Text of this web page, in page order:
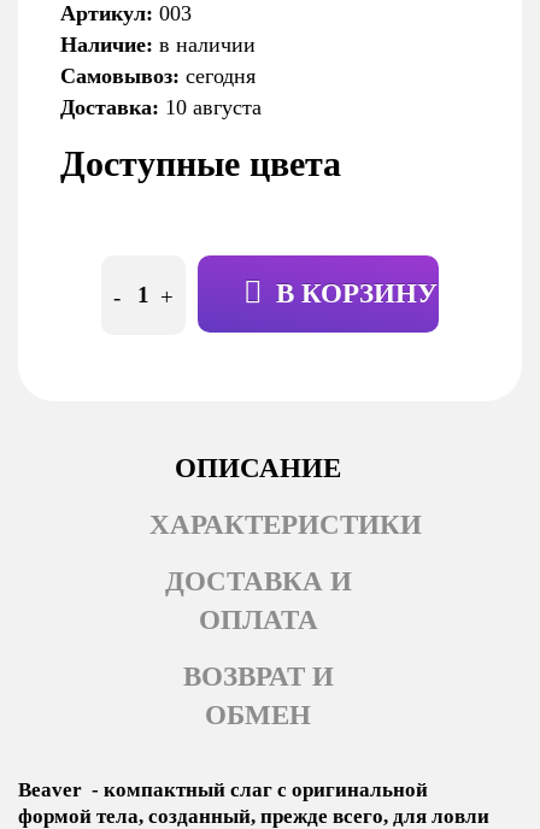
Артикул: 003
Наличие: в наличии
Самовывоз: сегодня
Доставка: 10 августа
Доступные цвета
- + В КОРЗИНУ
ОПИСАНИЕ
ХАРАКТЕРИСТИКИ
ДОСТАВКА И
ОПЛАТА
ВОЗВРАТ И
ОБМЕН
Beaver - компактный слаг с оригинальной
формой тела, созданный, прежде всего, для ловли